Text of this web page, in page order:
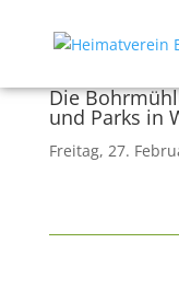
Die
und Parks in
Freitag, 27.